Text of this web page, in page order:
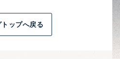
ップへ戻る